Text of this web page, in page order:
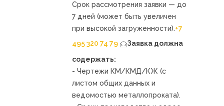
Срок рассмотрения заявки — до
7 дней (может быть увеличен
при высокой загруженности).+7
495 320 74 79
Заявка должна
содержать:
- Чертежи КМ/КМД/КЖ (с
листом общих данных и
ведомостью металлопроката).